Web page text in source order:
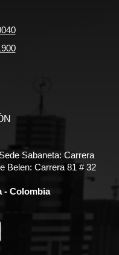
Sabaneta: Carrera
Belen: Carrera 81 # 32
- Colombia